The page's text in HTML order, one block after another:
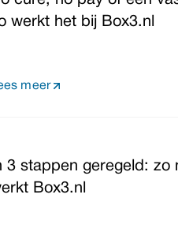
werkt het bij Box3.nl
meer
3 stappen geregeld: zo
Box3.nl